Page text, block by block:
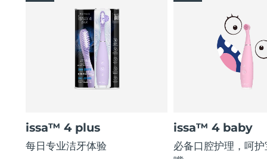
issa™ 4 plus
每日专业洁牙体验
issa™ 4 baby
必备口腔护理，呵